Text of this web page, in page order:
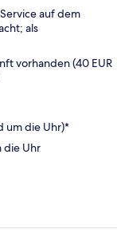
auf dem
als
vorhanden (40 EUR
um die Uhr)*
die Uhr